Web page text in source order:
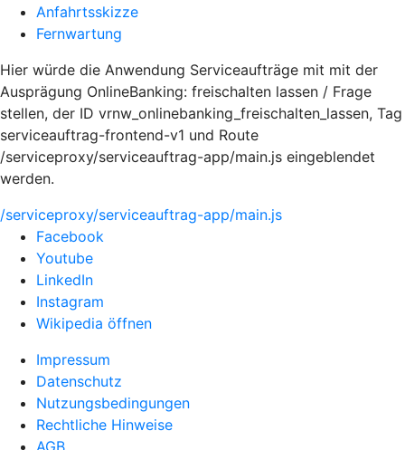
Anfahrtsskizze
Fernwartung
Hier würde die Anwendung Serviceaufträge mit mit der
Ausprägung OnlineBanking: freischalten lassen / Frage
stellen, der ID vrnw_onlinebanking_freischalten_lassen, Tag
serviceauftrag-frontend-v1 und Route
/serviceproxy/serviceauftrag-app/main.js eingeblendet
werden.
/serviceproxy/serviceauftrag-app/main.js
Facebook
Youtube
LinkedIn
Instagram
Wikipedia öffnen
Impressum
Datenschutz
Nutzungsbedingungen
Rechtliche Hinweise
AGB